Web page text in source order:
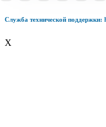
Служба технической поддержки:
X